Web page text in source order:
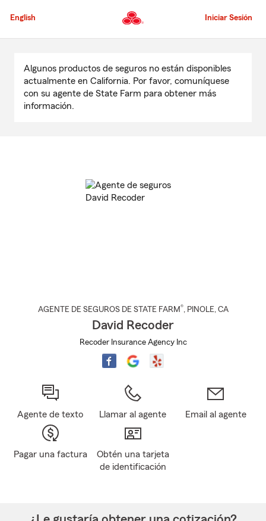
al
principal
English Iniciar Sesión
contenido
principal
Algunos productos de seguros no están disponibles
actualmente en California. Por favor, comuníquese
con su agente de State Farm para obtener más
información.
AGENTE DE SEGUROS DE STATE FARM®, PINOLE, CA
David Recoder
Recoder Insurance Agency Inc
Agente de texto Llamar al agente Email al agente
Pagar una factura
Obtén una tarjeta
de identificación